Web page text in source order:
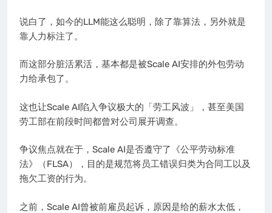
说白了，如今的LLM能这么聪明，除了靠算法，另外就是
靠人力标注了。
而这部分脏活累活，基本都是被Scale AI安排的外包劳动
力给承包了。
这也让Scale AI陷入争议极大的「劳工风波」，甚至美国
劳工部在前段时间都曾对公司展开调查。
争议焦点就在于，Scale AI是否遵守了《公平劳动标准
法》（FLSA），目的是规范将员工错误归类为合同工以及
拖欠工资的行为。
之前，Scale AI曾被前雇员起诉，原因是给的薪水太低，